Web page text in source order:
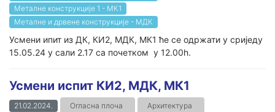
Металне конструкције 1 - МК1
Металне и дрвене конструкције - МДК
Усмени ипит из ДК, КИ2, МДК, МК1 ће се одржати у сриједу
15.05.24 у сали 2.17 са почетком у 12.00h.
Усмени испит КИ2, МДК, МК1
21.02.2024. Огласна плоча
Архитектура